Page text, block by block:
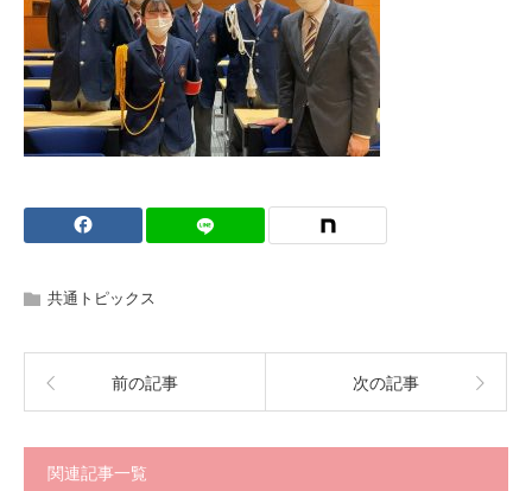
共通トピックス
前の記事 次の記事
関連記事一覧